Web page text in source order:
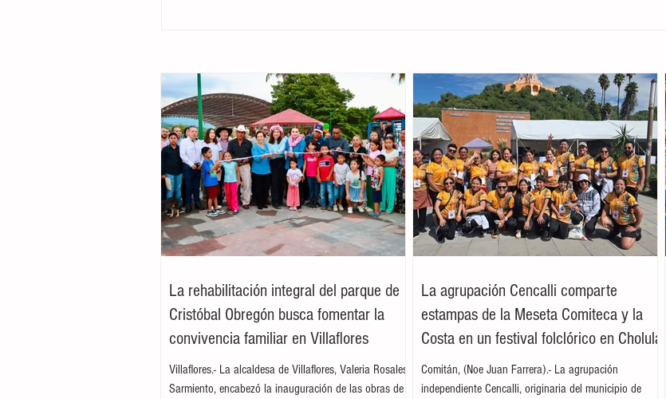
La rehabilitación integral del parque de
Cristóbal Obregón busca fomentar la
convivencia familiar en Villaflores
Villaflores.- La alcaldesa de Villaflores, Valeria Rosales
Sarmiento, encabezó la inauguración de las obras de
La agrupación Cencalli comparte
estampas de la Meseta Comiteca y la
Costa en un festival folclórico en Cholula
Comitán, (Noe Juan Farrera).- La agrupación
independiente Cencalli, originaria del municipio de